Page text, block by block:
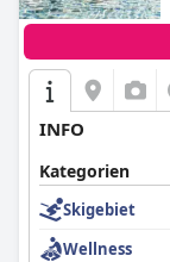
INFO
Kategorien
Skigebiet
Wellness